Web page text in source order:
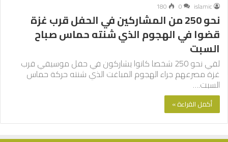
islamic
0
180
نحو 250 من المشاركين في الحفل قرب غزة
قضوا في الهجوم الذي شنته حماس صباح
السبت
لقي نحو 250 شخصا كانوا يشاركون في حفل موسيقي قرب
غزة مصرعهم جراء الهجوم المباغت الذي شنته حركة حماس
السبت.…
أكمل القراءة »